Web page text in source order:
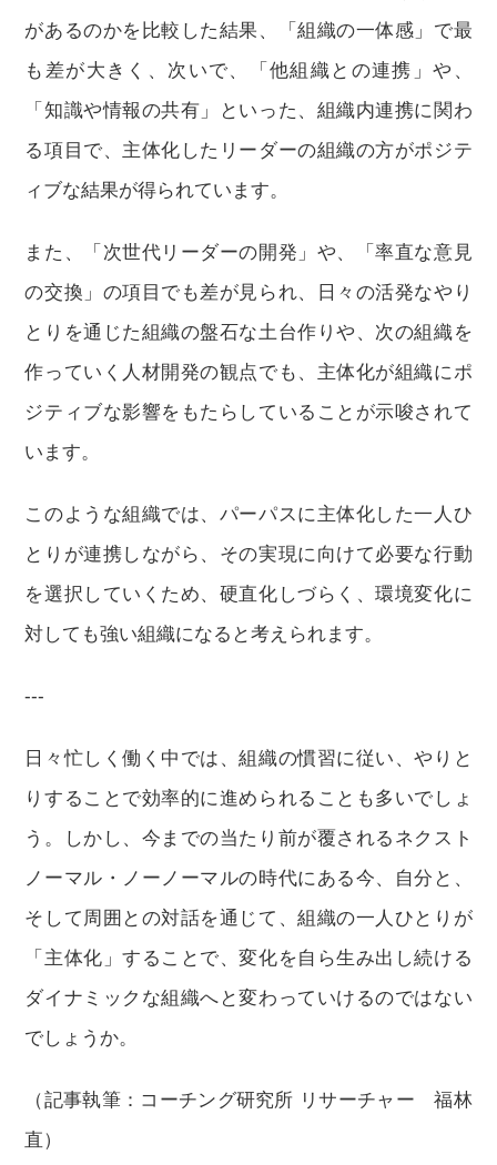
があるのかを比較した結果、「組織の一体感」で最
も差が大きく、次いで、「他組織との連携」や、
「知識や情報の共有」といった、組織内連携に関わ
る項目で、主体化したリーダーの組織の方がポジテ
ィブな結果が得られています。
また、「次世代リーダーの開発」や、「率直な意見
の交換」の項目でも差が見られ、日々の活発なやり
とりを通じた組織の盤石な土台作りや、次の組織を
作っていく人材開発の観点でも、主体化が組織にポ
ジティブな影響をもたらしていることが示唆されて
います。
このような組織では、パーパスに主体化した一人ひ
とりが連携しながら、その実現に向けて必要な行動
を選択していくため、硬直化しづらく、環境変化に
対しても強い組織になると考えられます。
---
日々忙しく働く中では、組織の慣習に従い、やりと
りすることで効率的に進められることも多いでしょ
う。しかし、今までの当たり前が覆されるネクスト
ノーマル・ノーノーマルの時代にある今、自分と、
そして周囲との対話を通じて、組織の一人ひとりが
「主体化」することで、変化を自ら生み出し続ける
ダイナミックな組織へと変わっていけるのではない
でしょうか。
（記事執筆：コーチング研究所 リサーチャー 福林
直）